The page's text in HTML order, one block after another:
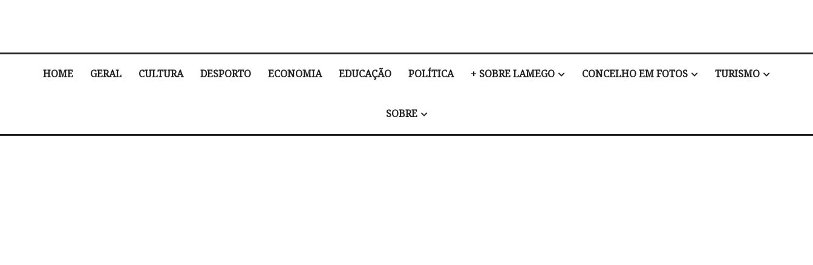
HOME GERAL CULTURA DESPORTO ECONOMIA EDUCAÇÃO POLÍTICA + SOBRE LAMEGO CONCELHO EM FOTOS TURISMO
SOBRE